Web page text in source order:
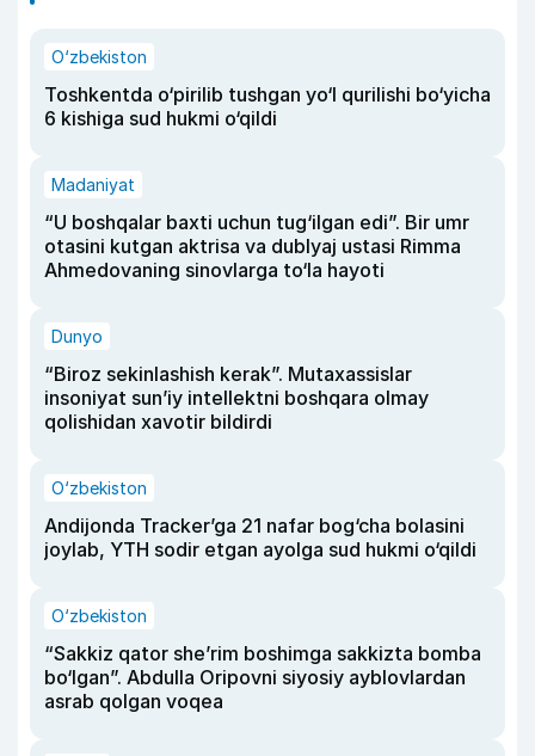
O‘zbekiston
Toshkentda o‘pirilib tushgan yo‘l qurilishi bo‘yicha
6 kishiga sud hukmi o‘qildi
Madaniyat
“U boshqalar baxti uchun tug‘ilgan edi”. Bir umr
otasini kutgan aktrisa va dublyaj ustasi Rimma
Ahmedovaning sinovlarga to‘la hayoti
Dunyo
“Biroz sekinlashish kerak”. Mutaxassislar
insoniyat sun’iy intellektni boshqara olmay
qolishidan xavotir bildirdi
O‘zbekiston
Andijonda Tracker’ga 21 nafar bog‘cha bolasini
joylab, YTH sodir etgan ayolga sud hukmi o‘qildi
O‘zbekiston
“Sakkiz qator she’rim boshimga sakkizta bomba
bo‘lgan”. Abdulla Oripovni siyosiy ayblovlardan
asrab qolgan voqea